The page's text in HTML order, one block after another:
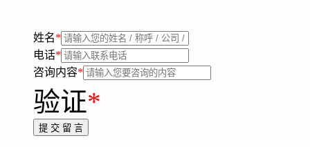
姓名*
电话*
咨询内容*
验证*